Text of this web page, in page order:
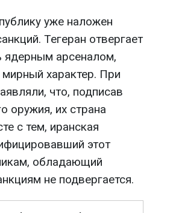
уже наложен
Тегеран отвергает
ядерным арсеналом,
характер. При
что, подписав
оружия, их страна
с тем, иранская
этот
обладающий
не подвергается.